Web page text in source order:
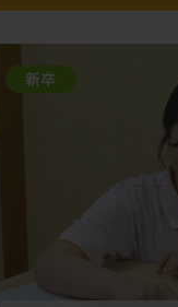
新卒